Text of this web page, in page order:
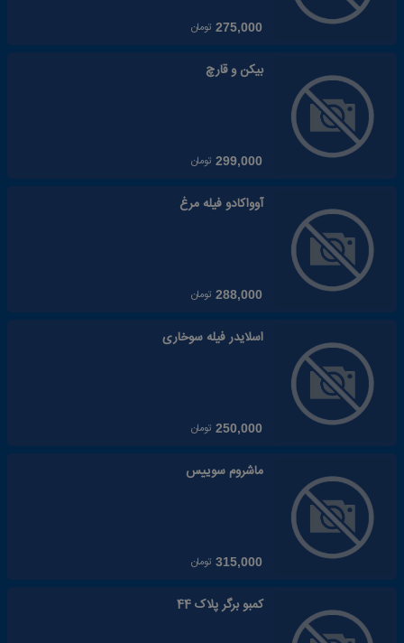
275,000 تومان
بیکن و قارچ
299,000 تومان
آوواکادو فیله مرغ
288,000 تومان
اسلایدر فیله سوخاری
250,000 تومان
ماشروم سوییس
315,000 تومان
کمبو برگر پلاک 44